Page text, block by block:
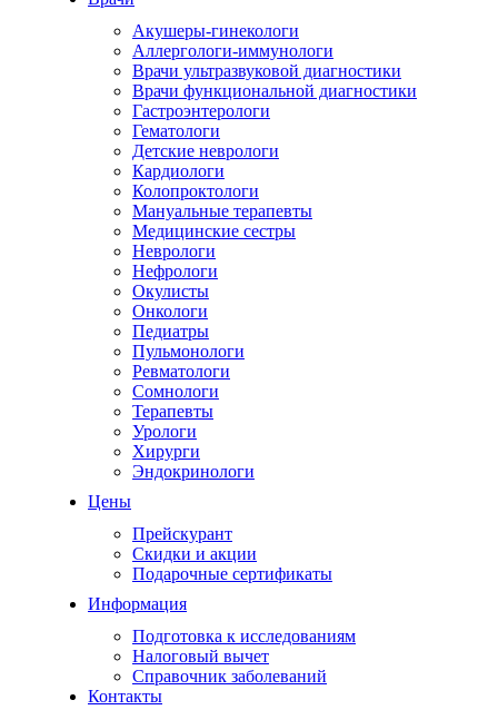
Акушеры-гинекологи
Аллергологи-иммунологи
Врачи ультразвуковой диагностики
Врачи функциональной диагностики
Гастроэнтерологи
Гематологи
Детские неврологи
Кардиологи
Колопроктологи
Мануальные терапевты
Медицинские сестры
Неврологи
Нефрологи
Окулисты
Онкологи
Педиатры
Пульмонологи
Ревматологи
Сомнологи
Терапевты
Урологи
Хирурги
Эндокринологи
Цены
Прейскурант
Скидки и акции
Подарочные сертификаты
Информация
Подготовка к исследованиям
Налоговый вычет
Справочник заболеваний
Контакты